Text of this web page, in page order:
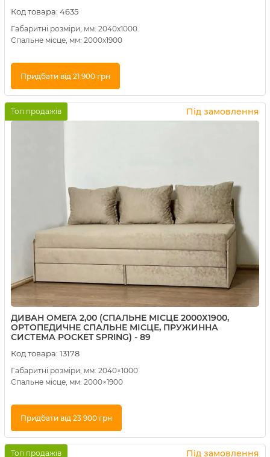
Код товара: 4635
Габаритні розміри, мм: 2040х1000
Спальне місце, мм: 2000х1900
Придбати від 21 900 грн
Купити в 1 клік
Під замовлення
Топ продажів
ДИВАН ОМЕГА 2,00 (СПАЛЬНЕ МІСЦЕ 2000Х1900,
ОРТОПЕДИЧНЕ СПАЛЬНЕ МІСЦЕ, ПРУЖИННА
СИСТЕМА POCKET SPRING) - 89
Код товара: 13178
Габаритні розміри, мм: 2040×1000
Спальне місце, мм: 2000×1900
Придбати від 23 900 грн
Купити в 1 клік
Під замовлення
Топ продажів